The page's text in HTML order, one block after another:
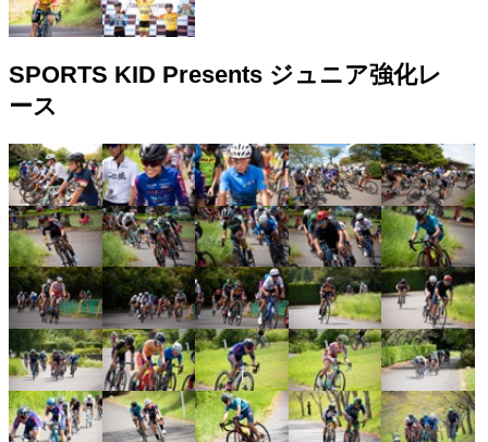
SPORTS KID Presents ジュニア強化レ
ース